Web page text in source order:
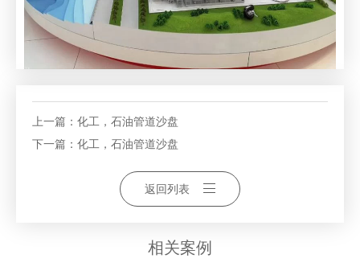
上一篇： 化工，石油管道沙盘
下一篇： 化工，石油管道沙盘
返回列表
相关案例